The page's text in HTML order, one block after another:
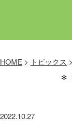
HOME > トピックス >
2022.10.27